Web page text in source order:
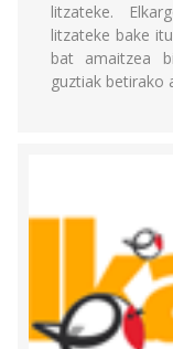
litzateke.
litzateke bake
bat amaitzea
guztiak betirako